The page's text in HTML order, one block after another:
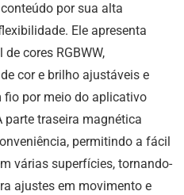
por sua alta
Ele apresenta
cores RGBWW,
cor e brilho ajustáveis e
fio por meio do aplicativo
parte traseira magnética
permitindo a fácil
várias superfícies, tornando-
ajustes em movimento e